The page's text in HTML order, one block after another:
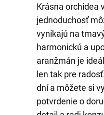
Krásna orchidea
jednoduchosť
vynikajú na
harmonickú a
aranžmán je
len tak pre
dní a môžete si
potvrdenie o